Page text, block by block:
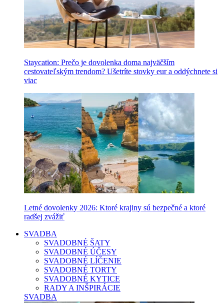
Staycation: Prečo je dovolenka doma najväčším
cestovateľským trendom? Ušetríte stovky eur a oddýchnete si
viac
Letné dovolenky 2026: Ktoré krajiny sú bezpečné a ktoré
radšej zvážiť
SVADBA
SVADOBNÉ ŠATY
SVADOBNÉ ÚČESY
SVADOBNÉ LÍČENIE
SVADOBNÉ TORTY
SVADOBNÉ KYTICE
RADY A INŠPIRÁCIE
SVADBA